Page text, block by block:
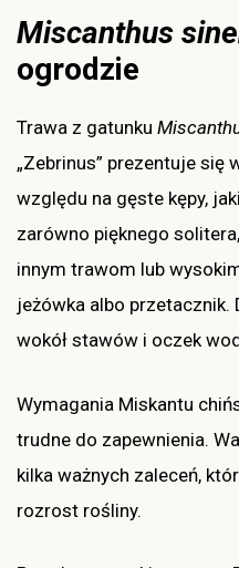
Miscanthus
ogrodzie
Trawa z gatunku
„Zebrinus” prezentuje
względu na gęste kępy,
zarówno pięknego
innym trawom lub
jeżówka albo przetacznik.
wokół stawów i oczek
Wymagania Miskantu
trudne do zapewnienia.
kilka ważnych zaleceń,
rozrost rośliny.